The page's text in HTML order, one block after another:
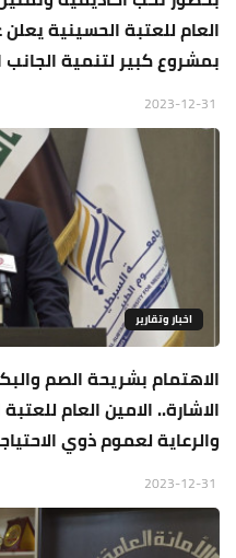
العام للعتبة الحسينية
بمشروع كبير لتنمية
اخبار وتقارير
الاهتمام بشريحة الصم
الاشارة.. الامين العام
والرعاية لعموم ذوي